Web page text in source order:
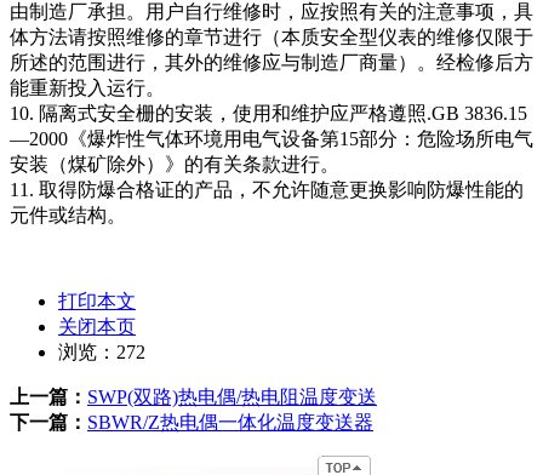
由制造厂承担。用户自行维修时，应按照有关的注意事项，具
体方法请按照维修的章节进行（本质安全型仪表的维修仅限于
所述的范围进行，其外的维修应与制造厂商量）。经检修后方
能重新投入运行。
10. 隔离式安全栅的安装，使用和维护应严格遵照.GB 3836.15
—2000《爆炸性气体环境用电气设备第15部分：危险场所电气
安装（煤矿除外）》的有关条款进行。
11. 取得防爆合格证的产品，不允许随意更换影响防爆性能的
元件或结构。
打印本文
关闭本页
浏览： 272
上一篇： SWP(双路)热电偶/热电阻温度变送
下一篇： SBWR/Z热电偶一体化温度变送器